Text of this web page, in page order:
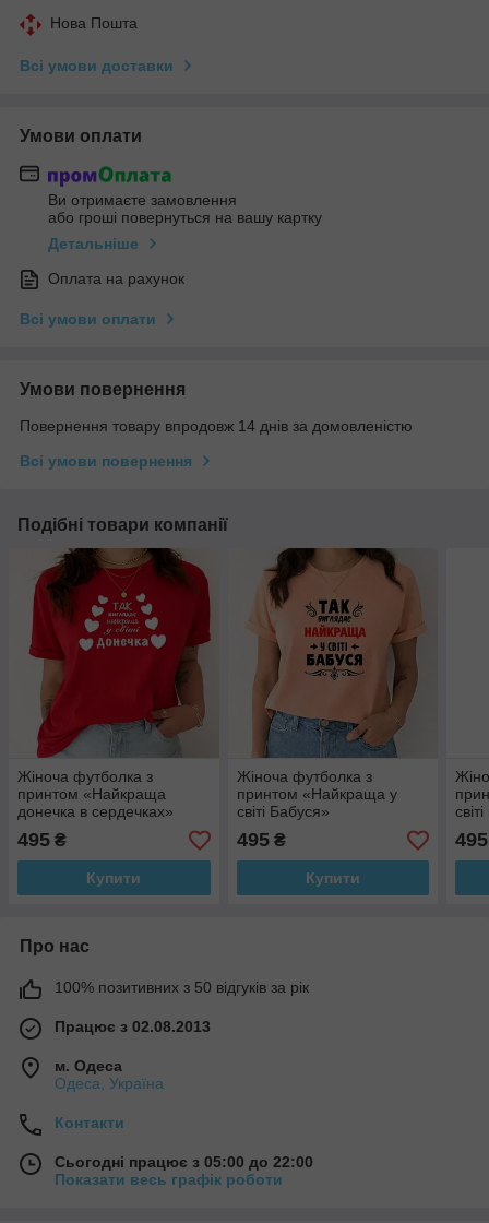
Нова Пошта
Всі умови доставки
Умови оплати
Ви отримаєте замовлення
або гроші повернуться на вашу картку
Детальніше
Оплата на рахунок
Всі умови оплати
Умови повернення
Повернення товару впродовж 14 днів за домовленістю
Всі умови повернення
Подібні товари компанії
Жіноча футболка з
принтом «Найкраща
донечка в сердечках»
495 ₴
Купити
Жіноча футболка з
принтом «Найкраща у
світі Бабуся»
495₴
Купити
495
Про нас
100% позитивних з 50 відгуків за рік
Працює з 02.08.2013
м. Одеса
Одеса, Україна
Контакти
Сьогодні працює з 05:00 до 22:00
Показати весь графік роботи